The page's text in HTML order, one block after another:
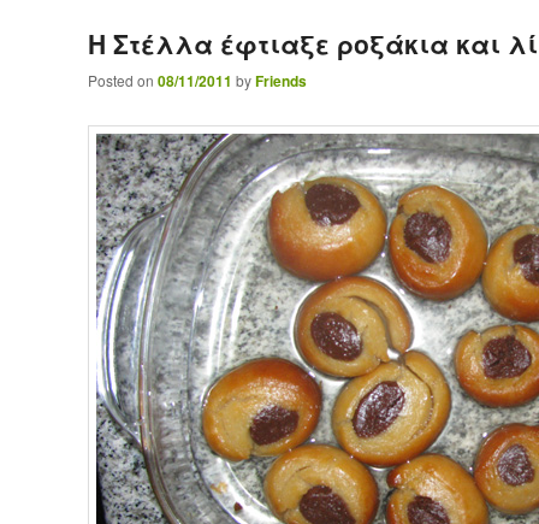
Η Στέλλα έφτιαξε ροξάκια και
Posted on 08/11/2011 byFriends